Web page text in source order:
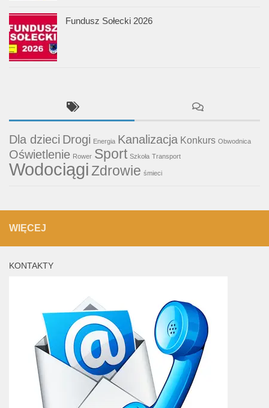
Fundusz Sołecki 2026
Dla dzieci Drogi Energia Kanalizacja Konkurs Obwodnica
Oświetlenie Rower Sport Szkoła Transport
WodociągiZdrowie śmieci
WIĘCEJ
KONTAKTY